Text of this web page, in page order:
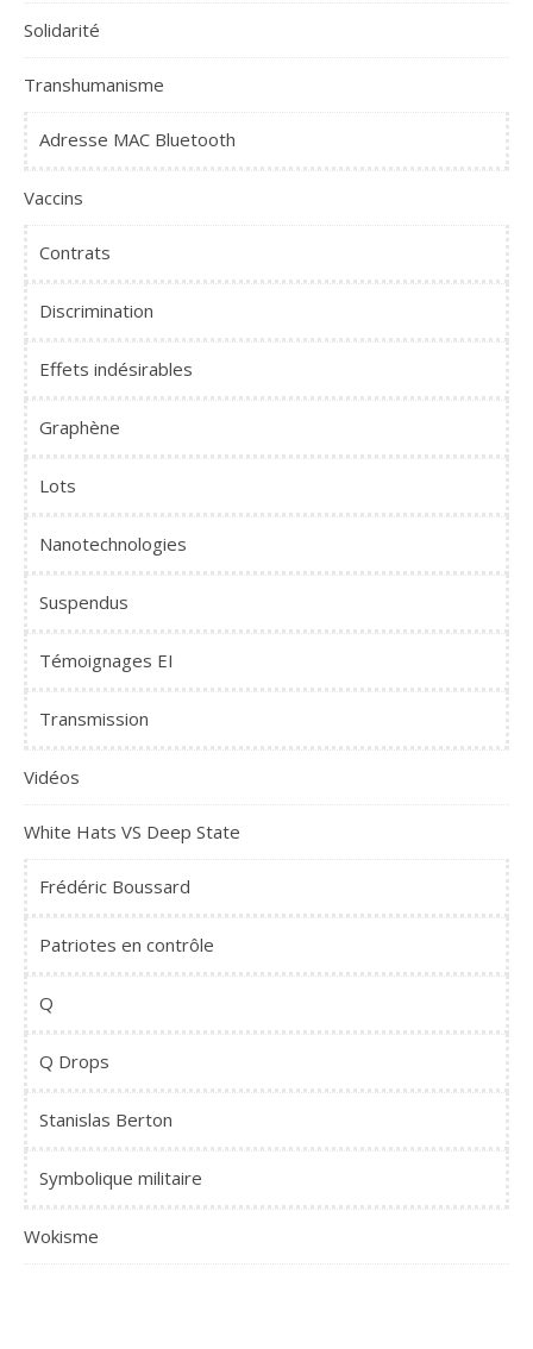
Solidarité
Transhumanisme
Adresse MAC Bluetooth
Vaccins
Contrats
Discrimination
Effets indésirables
Graphène
Lots
Nanotechnologies
Suspendus
Témoignages EI
Transmission
Vidéos
White Hats VS Deep State
Frédéric Boussard
Patriotes en contrôle
Q
Q Drops
Stanislas Berton
Symbolique militaire
Wokisme